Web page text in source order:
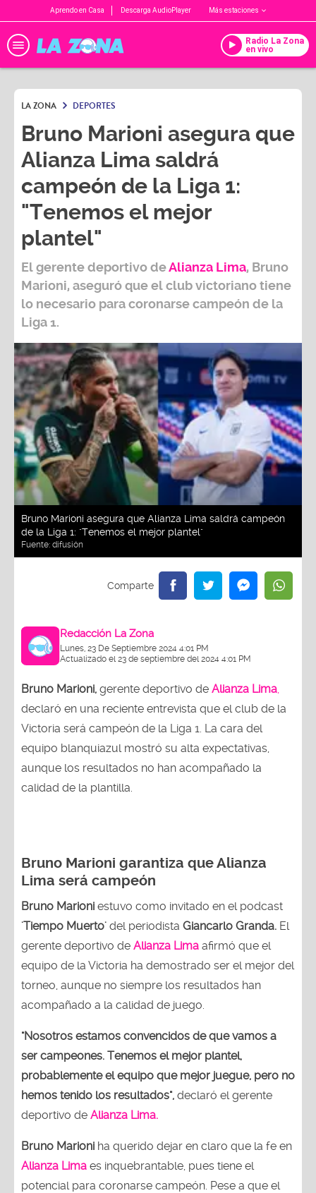
Aprendo en Casa Descarga AudioPlayer Más estaciones
Radio La Zona
en vivo
LA ZONA DEPORTES
Bruno Marioni asegura que
Alianza Lima saldrá
campeón de la Liga 1:
"Tenemos el mejor
plantel"
El gerente deportivo deAlianza Lima, Bruno
Marioni, aseguró que el club victoriano tiene
lo necesario para coronarse campeón de la
Liga 1.
Bruno Marioni asegura que Alianza Lima saldrá campeón
de la Liga 1: "Tenemos el mejor plantel"
Fuente: difusión
Redacción La Zona
Lunes, 23 De Septiembre 2024 4:01 PM
Actualizado el 23 de septiembre del 2024 4:01 PM
Bruno Marioni, gerente deportivo de Alianza Lima
declaró en una reciente entrevista que el club de la
Victoria será campeón de la Liga 1. La cara del
equipo blanquiazul mostró su alta expectativas,
aunque los resultados no han acompañado la
calidad de la plantilla.
Bruno Marioni garantiza que Alianza
Lima será campeón
Bruno Marioni estuvo como invitado en el podcast
'Tiempo Muerto' del periodista Giancarlo Granda. El
gerente deportivo de Alianza Lima afirmó que el
equipo de la Victoria ha demostrado ser el mejor del
torneo, aunque no siempre los resultados han
acompañado a la calidad de juego.
"Nosotros estamos convencidos de que vamos a
ser campeones. Tenemos el mejor plantel,
probablemente el equipo que mejor juegue, pero no
hemos tenido los resultados", declaró el gerente
deportivo de Alianza Lima.
Bruno Marioni ha querido dejar en claro que la fe en
Alianza Lima es inquebrantable, pues tiene el
potencial para coronarse campeón. Pese a que el